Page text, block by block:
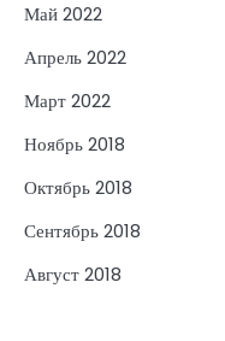
Май 2022
Апрель 2022
Март 2022
Ноябрь 2018
Октябрь 2018
Сентябрь 2018
Август 2018